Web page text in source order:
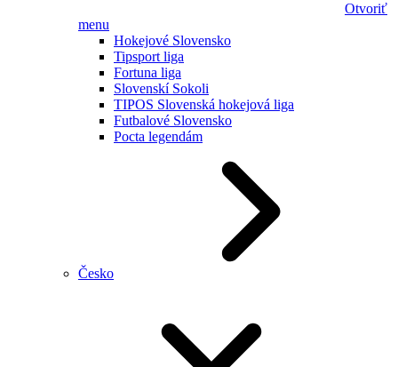
Otvoriť
menu
Hokejové Slovensko
Tipsport liga
Fortuna liga
Slovenskí Sokoli
TIPOS Slovenská hokejová liga
Futbalové Slovensko
Pocta legendám
Česko